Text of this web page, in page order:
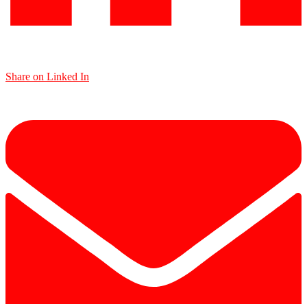
Share on Linked In